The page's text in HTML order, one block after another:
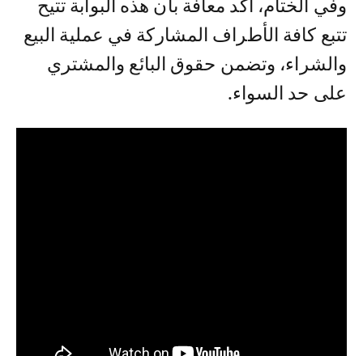
وفي الختام، أكد معافة بأن هذه البوابة تتيح
تتبع كافة الأطراف المشاركة في عملية البيع
والشراء، وتضمن حقوق البائع والمشتري
على حد السواء.